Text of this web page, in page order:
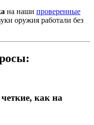
на наши проверенные
оружия работали без
как на